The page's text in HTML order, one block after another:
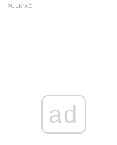
PULMAD
ad